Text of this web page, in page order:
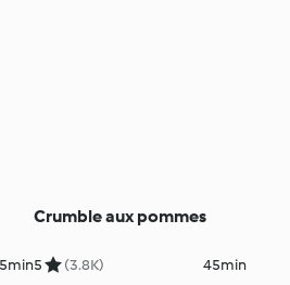
Crumble aux pommes
5 (3.8K) 45min